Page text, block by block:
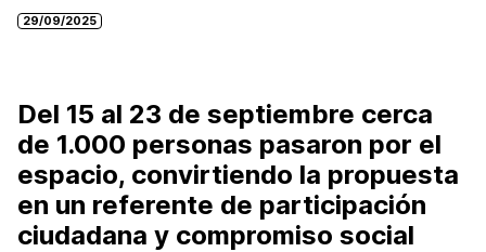
29/09/2025
Del 15 al 23 de septiembre cerca
de 1.000 personas pasaron por el
espacio, convirtiendo la propuesta
en un referente de participación
ciudadana y compromiso social